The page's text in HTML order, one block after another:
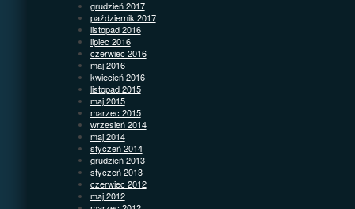
grudzień 2017
październik 2017
listopad 2016
lipiec 2016
czerwiec 2016
maj 2016
kwiecień 2016
listopad 2015
maj 2015
marzec 2015
wrzesień 2014
maj 2014
styczeń 2014
grudzień 2013
styczeń 2013
czerwiec 2012
maj 2012